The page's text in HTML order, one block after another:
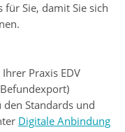
Sie, damit Sie sich
Praxis EDV
Standards und
Digitale Anbindung